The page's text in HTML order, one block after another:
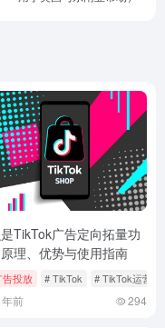
TikTok广告定向拓量功
理、优势与使用指南
告投放 # TikTok # TikTok运营
前 294